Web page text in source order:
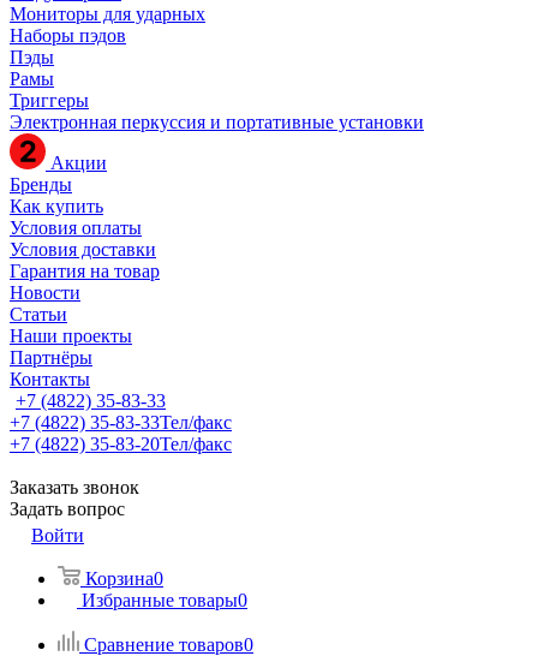
Мониторы для ударных
Наборы пэдов
Пэды
Рамы
Триггеры
Электронная перкуссия и портативные установки
Акции
Бренды
Как купить
Условия оплаты
Условия доставки
Гарантия на товар
Новости
Статьи
Наши проекты
Партнёры
Контакты
+7 (4822) 35-83-33
+7 (4822) 35-83-33Тел/факс
+7 (4822) 35-83-20Тел/факс
Заказать звонок
Задать вопрос
Войти
Корзина0
Избранные товары0
Сравнение товаров0